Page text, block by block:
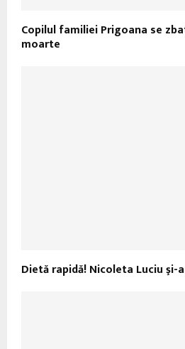
Copilul familiei Prigoana se
moarte
Dietă rapidă! Nicoleta Luciu